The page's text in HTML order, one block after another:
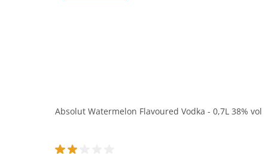
Absolut Watermelon Flavoured Vodka - 0,7L 38% vol